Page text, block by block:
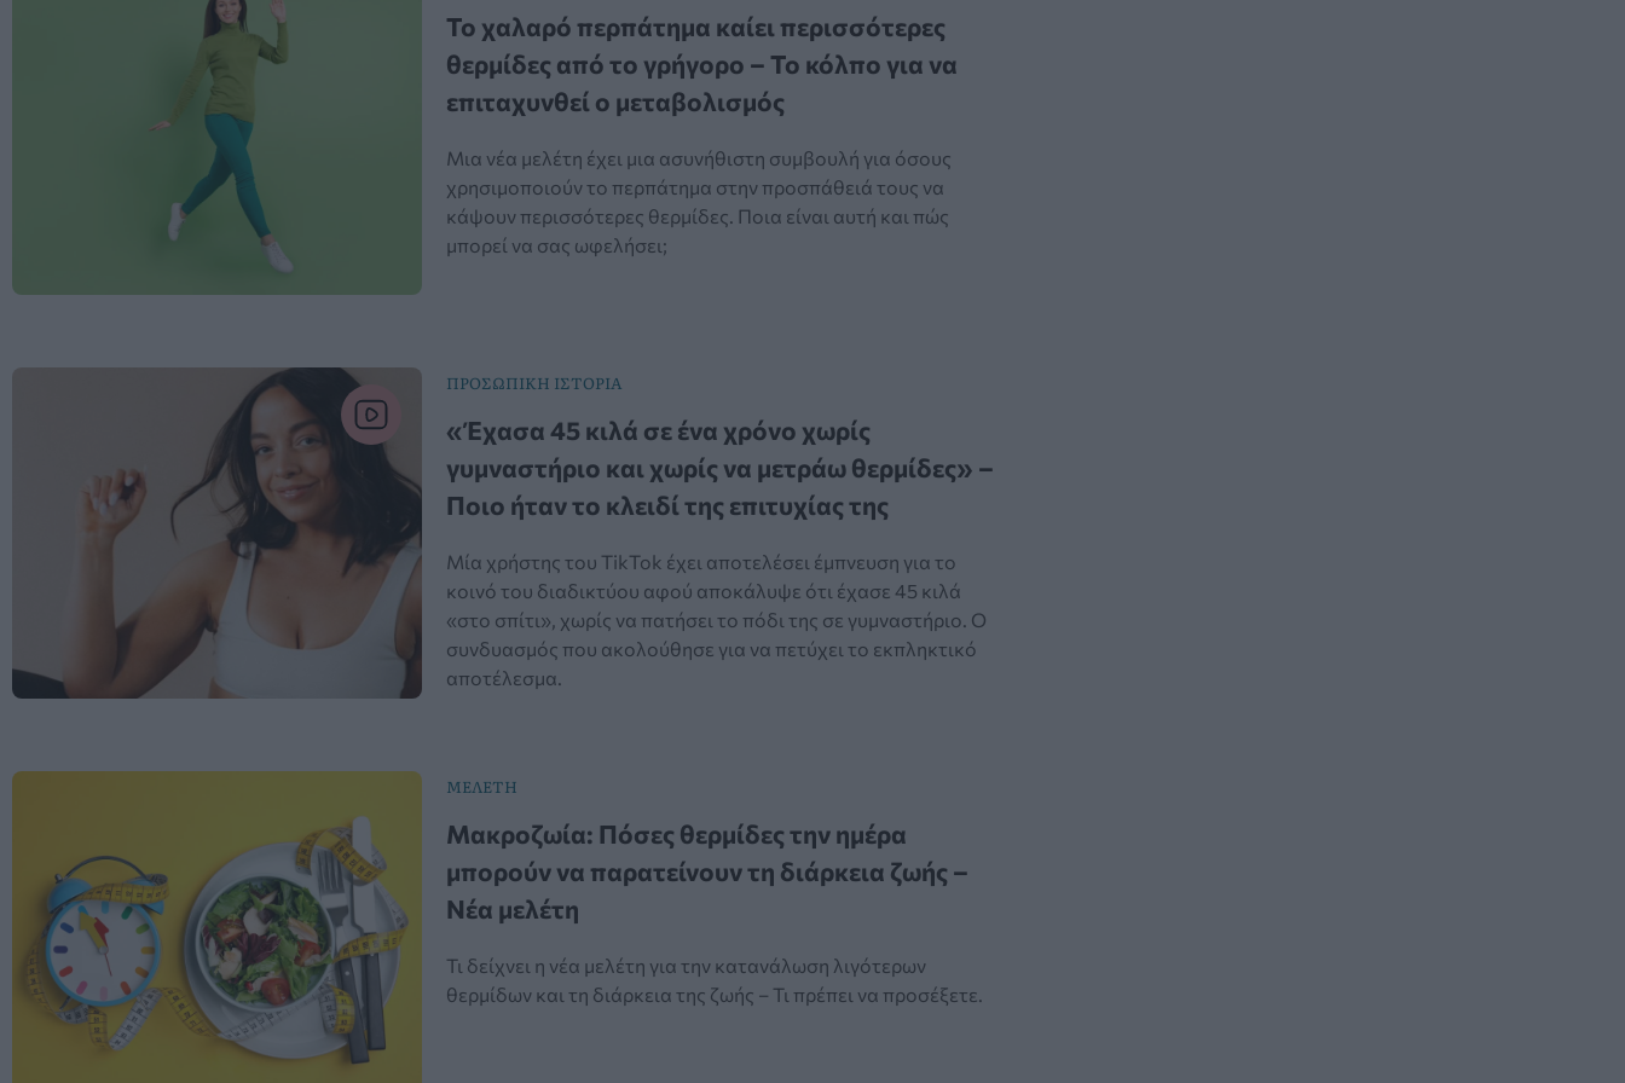
Το χαλαρό περπάτημα καίει περισσότερες
θερμίδες από το γρήγορο – Το κόλπο για να
επιταχυνθεί ο μεταβολισμός
Μια νέα μελέτη έχει μια ασυνήθιστη συμβουλή για όσους
χρησιμοποιούν το περπάτημα στην προσπάθειά τους να
κάψουν περισσότερες θερμίδες. Ποια είναι αυτή και πώς
μπορεί να σας ωφελήσει;
ΠΡΟΣΩΠΙΚΗ ΙΣΤΟΡΙΑ
«Έχασα 45 κιλά σε ένα χρόνο χωρίς
γυμναστήριο και χωρίς να μετράω θερμίδες» –
Ποιο ήταν το κλειδί της επιτυχίας της
Μία χρήστης του TikTok έχει αποτελέσει έμπνευση για το
κοινό του διαδικτύου αφού αποκάλυψε ότι έχασε 45 κιλά
«στο σπίτι», χωρίς να πατήσει το πόδι της σε γυμναστήριο. Ο
συνδυασμός που ακολούθησε για να πετύχει το εκπληκτικό
αποτέλεσμα.
ΜΕΛΕΤΗ
Μακροζωία: Πόσες θερμίδες την ημέρα
μπορούν να παρατείνουν τη διάρκεια ζωής –
Νέα μελέτη
Τι δείχνει η νέα μελέτη για την κατανάλωση λιγότερων
θερμίδων και τη διάρκεια της ζωής – Τι πρέπει να προσέξετε.